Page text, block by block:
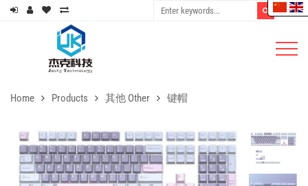
Home Products 其他 Other 键帽